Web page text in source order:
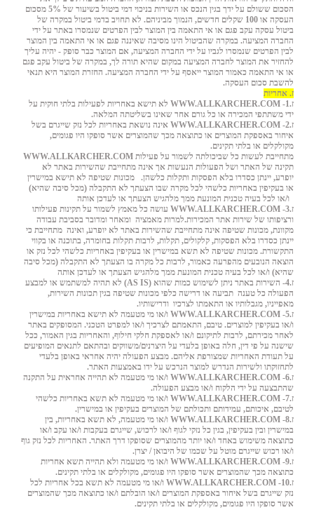
הסכום ששולם על ידך בגין הנכס או השירות בניכוי דמי ביטול בשיעור של 5% מסכום
העסקה או 100 שקלים חדשים, הנמוך מביניהם. לא תחויב בדמי ביטול במקרה של
ביטול עסקה עקב פגם או אי התאמה בין המוצר לבין הפרטים שנמסרו באתר על ידי
החברה המציעה. במקרה שהביטול הינו מסיבה שאיננה פגם או אי התאמה בין המוצר
לבין הפרטים שנמסרו לגביו על ידי החברה המציעה, אם המוצר כבר סופק - יהיה עליך
להחזיר את המוצר לחברה המציעה במקום שהיא תורה לך, במקרה של ביטול עקב פגם
או אי התאמה כאמור המוצר ייאסף על ידי החברה המציעה. החזרת המוצר היא תנאי
להשבת סכום העסקה.
ז. אחריות
ז.1-
WWW.ALLKARCHER.COM לא תישא באחריות לפעילות בלתי חוקית על
ידי משתתפי המכירה או כל גורם אחר שאינו בשליטתה המלאה.
ז.2-
WWW.ALLKARCHER.COM אינה נושאת באחריות לכל נזק שייגרם בשל
איחור באספקת המוצרים או כתוצאה מכך שהמוצרים אשר סופקו היו פגומים,
מקולקלים או בלתי תקינים.
WWW.ALLKARCHER.COM
תקינה של האתר ושל הפעולות הנעשות אך אינה מתחייבת שהשירות באתר לא
יופרע, יינתן כסדרו בלא הפסקות ותקלות כלשהן. מכונות שטיפה לא תישא במישרין
או בעקיפין באחריות כלשהי לכל מקרה שבו הצעתך לא התקבלה (מכל סיבה שהיא)
ו/או לכל בעיה טכנית המונעת ממך מלהגיש הצעתך או לעדכן אותה
ז.3-
WWW.ALLKARCHER.COM עושה כל מאמץ לשמור על תקינות פעילותו
ורציפותו של שירות אתר המכירות.למרות מאמציה ומאחר ומדובר בסביבת עבודה
מקוונת, מכונות שטיפה אינה מתחייבת שהשירות באתר לא יופרע, ואינה מתחייבת כי
יינתן כסדרו בלא הפסקות, קלקולים, תקלות, לרבות תקלות בחומרה, בתוכנה או בקווי
התקשורת. מכונות שטיפה לא תשא במישרין או בעקיפין באחריות כלשהי לכל נזק או
הוצאה הנובעים מהפרעה כאמור, לרבות כל מקרה בו הצעתך לא התקבלה (מכל סיבה
שהיא) ו/או לכל בעיה טכנית המונעת ממך מלהגיש הצעתך או לעדכן אותה
ז.4- השירות באתר ניתן לשימוש כמות שהוא (
AS IS) לא תהיה למשתמש או למבצע
הפעולה כל טענה תביעה או דרישה כלפי מכונות שטיפה בגין תכונות השירות,
מאפייניו, מגבלותיו או התאמתו לצרכיו ודרישותיו.
ז.5-
WWW.ALLKARCHER.COM ו/או מי מטעמה לא תישא באחריות במישרין
ו/או בעקיפין למוצרים. טיבם, התאמתם לצרכיך ו/או למפרט הטכני. המסופקים באתר
לאחר מכירתם, לרבות לתיקונם ו/או לאספקת חלקי חילוף, והאחריות בגין האמור, ככל
שישנה על פי דין, חלה באופן בלעדי על היצרנים/משווקים ובהתאם לתנאים המופיעים
על תעודת האחריות שמצורפת אליהם. מבצע הפעולה יהיה אחראי באופן בלעדי
לתחזוקתו ולשירות הנדרש למוצר הנרכש על ידו באמצעות האתר.
ז.6-
WWW.ALLKARCHER.COM ו/או מי מטעמה לא תהייה אחראית על התקנה
שהתבצעה על ידי הלקוח ו/או מבצע הפעולה.
ז.7-
WWW.ALLKARCHER.COM ו/או מי מטעמה לא תשא באחריות כלשהי
לטיבם, איכותם, עמידותם ותכולתם של המוצרים בעקיפין או במישרין.
ז.8-
WWW.ALLKARCHER.COM ו/או מי מטעמה, לא תשא באחריות, בין
במישרין ובין בעקיפין, בגין כל נזקי לגוף ו/או לרכוש, שייגרם בעקבות ו/או עקב ו/או
כתוצאה משימוש באחד ו/או יותר מהמוצרים שסופקו דרך האתר. האחריות לכל נזק גוף
ו/או רכוש שייגרם מוטל על שכמו של היבואן / יצרן.
ז.9-
WWW.ALLKARCHER.COM ו/או מי מטעמה ולא תהייה תשא אחריות
כתוצאה מכך שהמוצרים אשר סופקו היו פגומים, מקולקלים או בלתי תקינים.
ז.10-
WWW.ALLKARCHER.COM ו/או מי מטעמה לא תשא בכל אחריות לכל
נזק שייגרם בשל איחור באספקת המוצרים ו/או הובלתם ו/או כתוצאה מכך שהמוצרים
אשר סופקו היו פגומים, מקולקלים או בלתי תקינים.